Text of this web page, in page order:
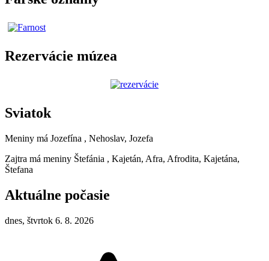
Rezervácie múzea
Sviatok
Meniny má Jozefína , Nehoslav, Jozefa
Zajtra má meniny Štefánia , Kajetán, Afra, Afrodita, Kajetána,
Štefana
Aktuálne počasie
dnes, štvrtok 6. 8. 2026